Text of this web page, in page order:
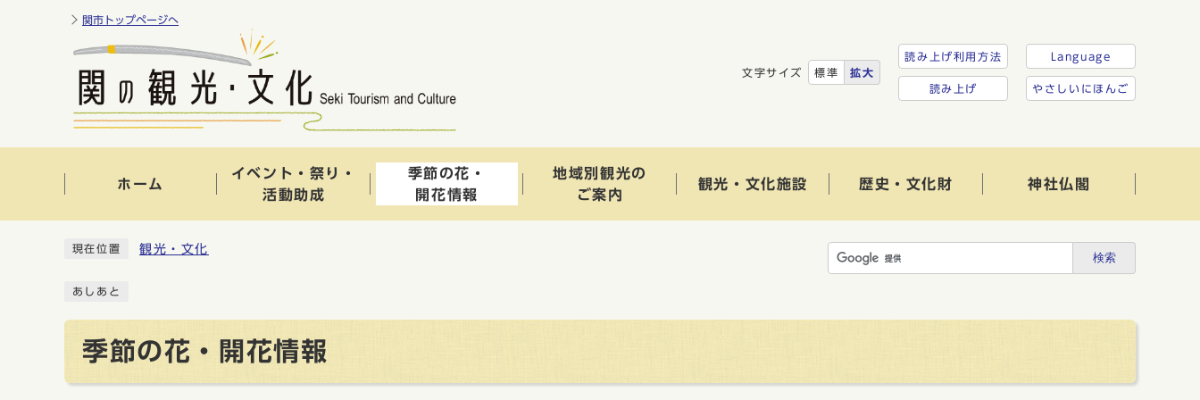
関市トップページへ
文字サイズ 標準 拡大
読み上げ利用方法
読み上げ
Language
やさしいにほんご
ホーム
イベント・祭り・
活動助成
季節の花・
開花情報
地域別観光の
ご案内
観光・文化施設 歴史・文化財 神社仏閣
検索
現在位置 観光・文化
あしあと
季節の花・開花情報